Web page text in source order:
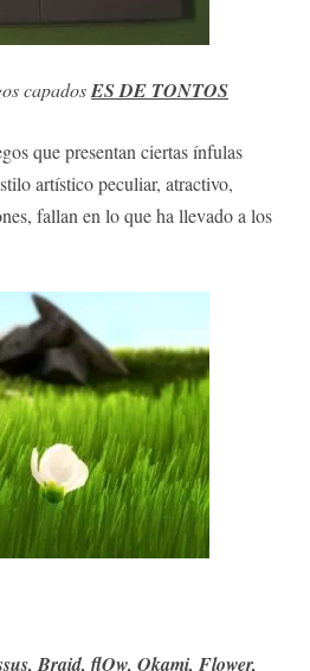
capadosES DE TONTOS
que presentan ciertas ínfulas
artístico peculiar, atractivo,
fallan en lo que ha llevado a los
Braid, flOw, Okami, Flower,